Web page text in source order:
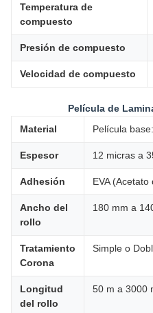
Temperatura de
compuesto
Presión de compuesto
Velocidad de compuesto
Película de
Material
Película
Espesor 12 micras a
Adhesión EVA
Ancho del
rollo
180 mm a
Tratamiento
Corona
Simple o
Longitud
del rollo
50 m a 3000